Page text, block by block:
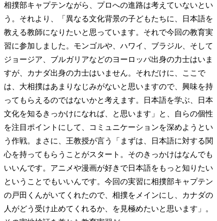
相撲部キャプテンながら、プロへの進路は考えていないとい
う。それより、「異なる文化背景の子どもたちに、日本語を
教える教師になりたいと思っています。それで今回の教育実
習に参加しました。モンゴルや、ハワイ、ブラジル、そして
ジョージア、ブルガリアなどのヨーロッパ出身の力士はいま
すが、カナダ出身の力士はいません。それだけに、ここで
は、大相撲はあまりなじみがないと思いますので、興味を持
ってもらえるのではないかと考えます。日本語を学ぶ、日本
文化を知るきっかけになれば、と思います」と、自らの個性
を注目ポイントにして、コミュニケーションを深めようとい
う作戦。まさに、王教授が言う「まずは、日本語に対する関
心を持ってもらうことがスタート。そのきっかけはなんでも
いいんです。アニメや漫画が好きで日本語をもっと知りたい
ということでもいいんです。今回の実習に相撲部キャプテン
の戸田くんがいてくれたので、相撲をメインにし、カナダの
人がどう受け止めてくれるか、を見極めたいと思います」。